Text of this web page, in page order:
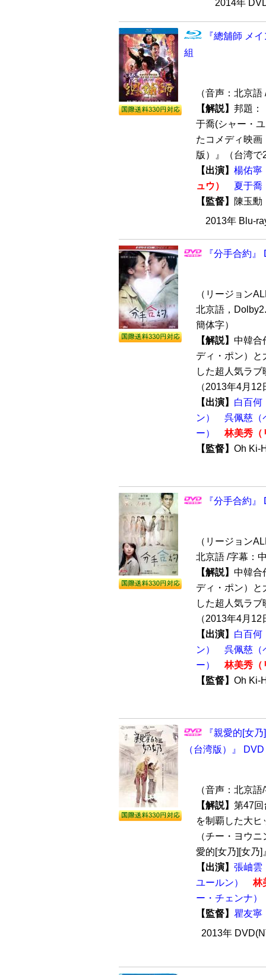
2014年
『總舖師 メ
組
（音声：北京
【解説】 邦題：
于喬(シャー・
たコメディ映画
版）』（台湾で
【出演】 楊佑寧
ュウ）
夏于喬
【監督】
陳玉
2013年 Blu-
『分手合約
（リージョン
北京語，
簡体字）
【解説】 中韓合
ディ・ポン）と
した超人気ラ
（2013年4月
【出演】 白百何
ン）
呉佩慈（
ー）
林美秀（
【監督】 Oh
『分手合約
（リージョン
北京語 /字幕：
【解説】 中韓合
ディ・ポン）と
した超人気ラ
（2013年4月
【出演】 白百何
ン）
呉佩慈（
ー）
林美秀（
【監督】 Oh
『親愛的[女
（台湾版）』
（音声：北京
【解説】 第47回
を制覇した大
（チー・ヨウ
愛的[女乃][女乃]
【出演】 張岫雲
ユールン）
林
ー・チェンナ）
【監督】 瞿友寧
2013年